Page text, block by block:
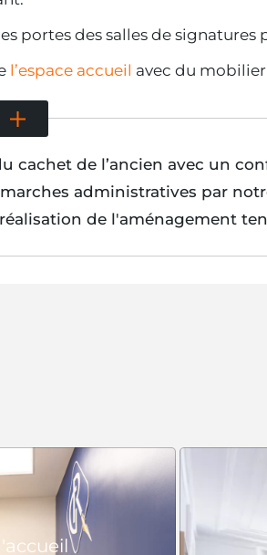
portes des salles de signatures
l’espace accueil avec du
cachet de l’ancien avec un
administratives par
de l'aménagement